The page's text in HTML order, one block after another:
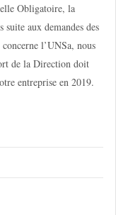
Obligatoire, la
aux demandes des
l’UNSa, nous
de la Direction doit
entreprise en 2019.